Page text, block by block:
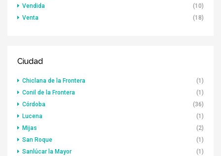
Vendida
(10)
Venta
(18)
Ciudad
Chiclana de la Frontera
(1)
Conil de la Frontera
(1)
Córdoba
(36)
Lucena
(1)
Mijas
(2)
San Roque
(1)
Sanlúcar la Mayor
(1)